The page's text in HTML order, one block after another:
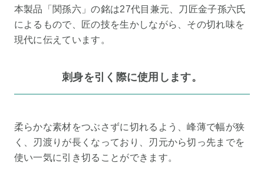
本製品「関孫六」の銘は27代目兼元、刀匠金子孫六氏
によるもので、匠の技を生かしながら、その切れ味を
現代に伝えています。
刺身を引く際に使用します。
柔らかな素材をつぶさずに切れるよう、峰薄で幅が狭
く、刃渡りが長くなっており、刃元から切っ先までを
使い一気に引き切ることができます。